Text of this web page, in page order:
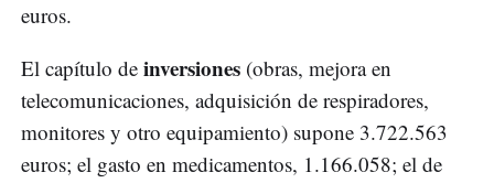
euros.
El capítulo de inversiones (obras, mejora en
telecomunicaciones, adquisición de respiradores,
monitores y otro equipamiento) supone 3.722.563
euros; el gasto en medicamentos, 1.166.058; el de